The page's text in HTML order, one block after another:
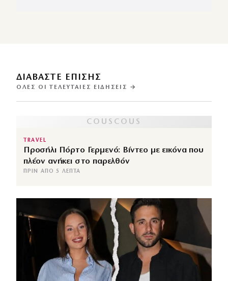
ΔΙΑΒΑΣΤΕ ΕΠΙΣΗΣ
ΌΛΕΣ ΟΙ ΤΕΛΕΥΤΑΊΕΣ ΕΙΔΉΣΕΙΣ →
TRAVEL
Προσήλι Πόρτο Γερμενό: Βίντεο με εικόνα που
πλέον ανήκει στο παρελθόν
ΠΡΙΝ ΑΠΌ 5 ΛΕΠΤΆ